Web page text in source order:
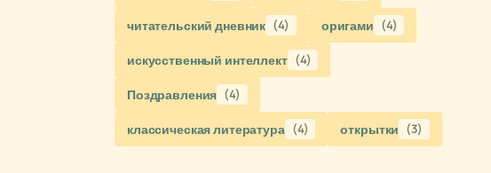
читательский дневник (4) оригами (4)
искусственный интеллект (4)
Поздравления (4)
классическая литература (4) открытки (3)